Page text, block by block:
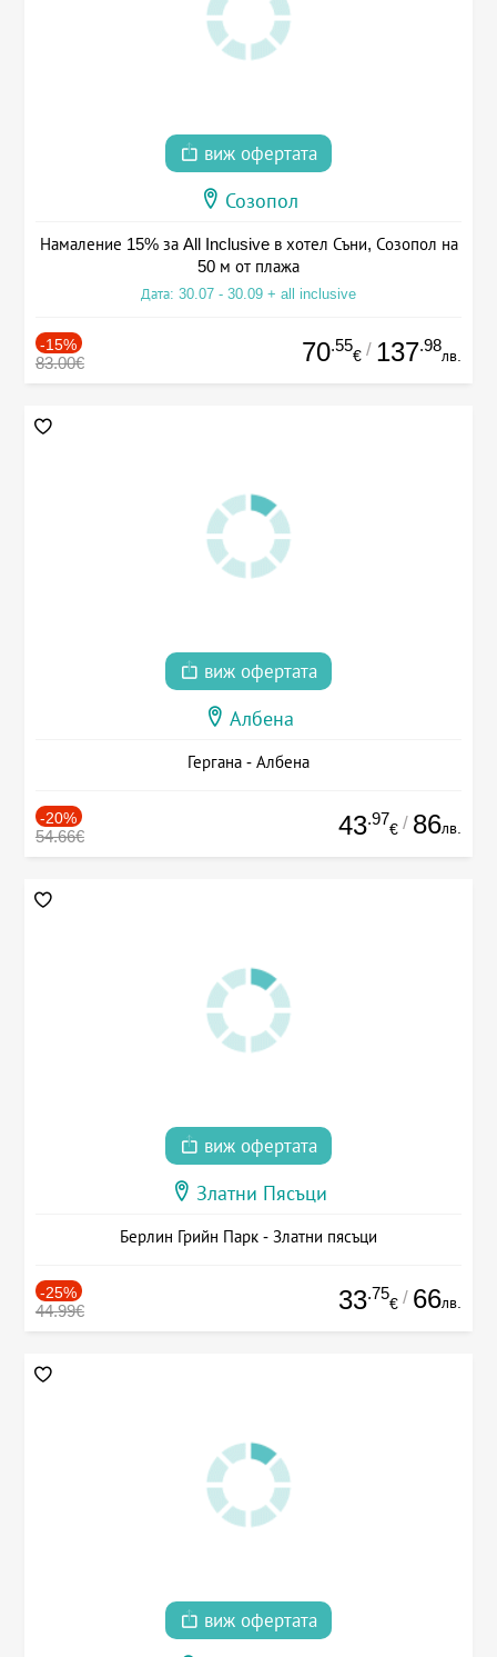
виж офертата
Созопол
Намаление 15% за All Inclusive в хотел Съни, Созопол на
50 м от плажа
Дата: 30.07 - 30.09 + all inclusive
-15%
83.00€ 70.55
€ / 137.98
лв.
виж офертата
Албена
Гергана - Албена
-20%
54.66€ 43.97
€ / 86лв.
виж офертата
Златни Пясъци
Берлин Грийн Парк - Златни пясъци
-25%
44.99€ 33.75
€ / 66лв.
виж офертата